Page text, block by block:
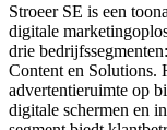
Stroeer SE is een
digitale
drie
Content en Solutions.
advertentieruimte op
digitale schermen en